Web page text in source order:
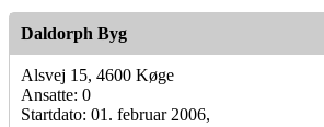
Daldorph Byg
Alsvej 15, 4600 Køge
Ansatte: 0
Startdato: 01. februar 2006,